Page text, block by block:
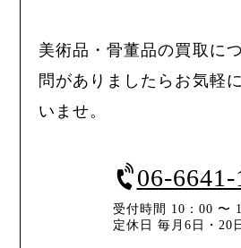
美術品・骨董品の買取に
問がありましたらお気軽
いませ。
06-6641-
受付時間 10：00 〜
定休日 毎月6日・20